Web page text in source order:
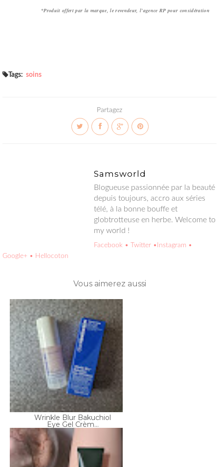
*Produit offert par la marque, le revendeur, l'agence RP pour considération
Tags: soins
Partagez
Blogueuse passionnée par la beauté depuis toujours, accro aux
séries télé, à la bonne bouffe et globtrotteuse en herbe.
•Instagram • Google+ • Hellocoton
Wrinkle Blur Bakuchiol
Eye Gel Crèm...